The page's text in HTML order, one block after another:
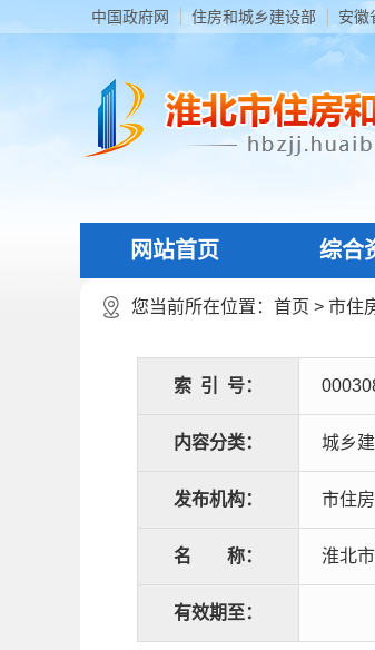
中国政府网 住房和城乡建设部 安徽
网站首页 综合
您当前所在位置： 首页 > 市住
索 引 号：
内容分类： 城乡
发布机构： 市住
名 称： 淮北
有效期至：